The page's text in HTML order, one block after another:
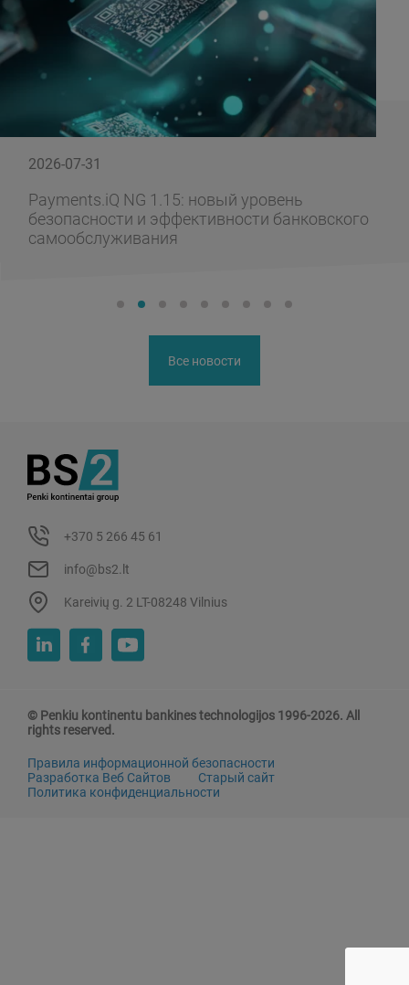
2026-07-31
Payments.iQ NG 1.15: новый уровень
безопасности и эффективности банковского
самообслуживания
Все новости
+370 5 266 45 61
info@bs2.lt
Kareivių g. 2 LT-08248 Vilnius
© Penkiu kontinentu bankines technologijos 1996-2026. All
rights reserved.
Правила информационной безопасности
Разработка Веб Сайтов
Старый сайт
Политика конфиденциальности